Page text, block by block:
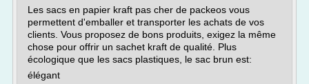
Les sacs en papier kraft pas cher de packeos vous
permettent d'emballer et transporter les achats de vos
clients. Vous proposez de bons produits, exigez la même
chose pour offrir un sachet kraft de qualité. Plus
écologique que les sacs plastiques, le sac brun est:
élégant